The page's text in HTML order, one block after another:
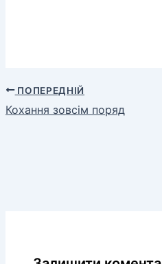
ПОПЕРЕДНІЙ
Кохання зовсім поряд